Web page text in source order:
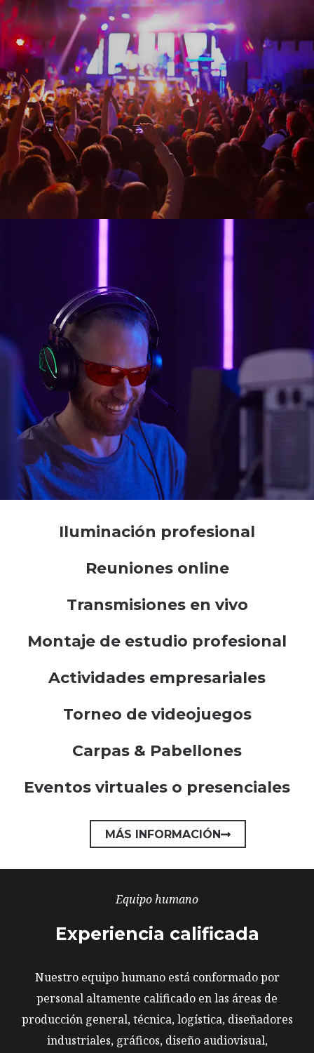
Iluminación profesional
Reuniones online
Transmisiones en vivo
Montaje de estudio profesional
Actividades empresariales
Torneo de videojuegos
Carpas & Pabellones
Eventos virtuales o presenciales
MÁS INFORMACIÓN
Equipo humano
Experiencia calificada
Nuestro equipo humano está conformado por
personal altamente calificado en las áreas de
producción general, técnica, logística, diseñadores
industriales, gráficos, diseño audiovisual,